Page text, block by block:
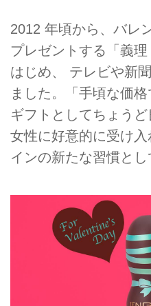
2012 年頃から、バレ
プレゼントする「義
はじめ、 テレビや新
ました。「手頃な価
ギフトとしてちょう
女性に好意的に受け
インの新たな習慣とし